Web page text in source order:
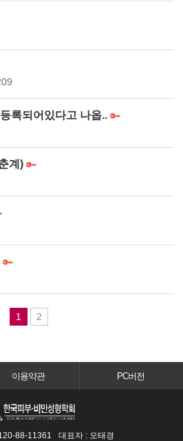
록되어있다고 나옵..
계)
1 2
이용약관 PC버전
88-11361 대표자 : 오태경